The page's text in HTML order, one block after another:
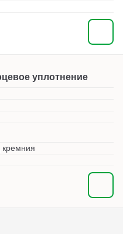
уплотнение
кремния